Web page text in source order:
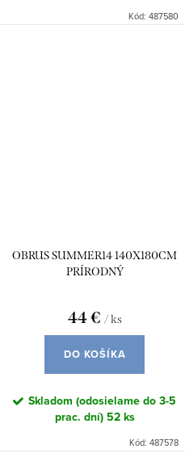
Kód: 487580
OBRUS SUMMER14 140X180CM
PRÍRODNÝ
44 € / ks
DO KOŠÍKA
Skladom (odosielame do 3-5
prac. dní)52 ks
Kód: 487578